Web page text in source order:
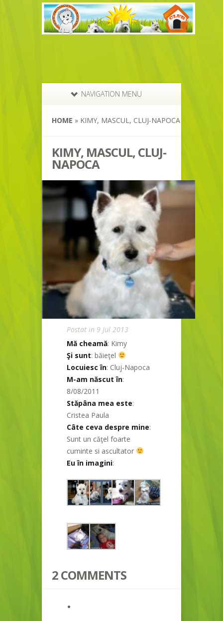
NAVIGATION MENU
HOME » KIMY, MASCUL, CLUJ-NAPOCA
KIMY, MASCUL, CLUJ-
NAPOCA
Postat in 9 Jul 2013
Mă cheamă: Kimy
Şi sunt: băieţel
Locuiesc în: Cluj-Napoca
M-am născut în:
8/08/2011
Stăpâna mea este:
Cristea Paula
Câte ceva despre mine:
Sunt un căţel foarte
cuminte si ascultator
Eu în imagini:
2 COMMENTS